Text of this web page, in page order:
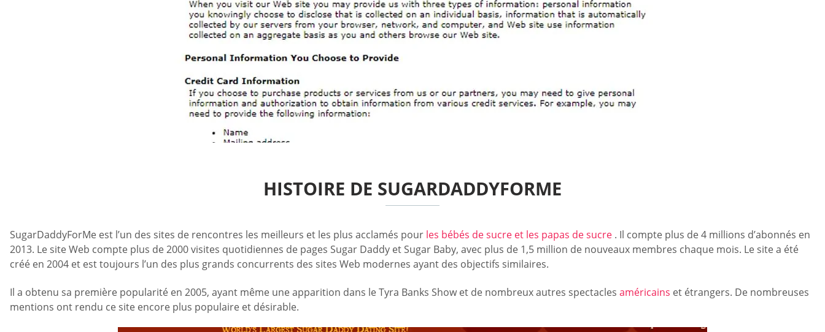
HISTOIRE DE SUGARDADDYFORME
SugarDaddyForMe est l’un des sites de rencontres les meilleurs et les plus acclamés pour les bébés de sucre et les papas de sucre . Il compte plus de 4 millions d’abonnés en
2013. Le site Web compte plus de 2000 visites quotidiennes de pages Sugar Daddy et Sugar Baby, avec plus de 1,5 million de nouveaux membres chaque mois. Le site a été
créé en 2004 et est toujours l’un des plus grands concurrents des sites Web modernes ayant des objectifs similaires.
Il a obtenu sa première popularité en 2005, ayant même une apparition dans le Tyra Banks Show et de nombreux autres spectacles américains et étrangers. De nombreuses
mentions ont rendu ce site encore plus populaire et désirable.